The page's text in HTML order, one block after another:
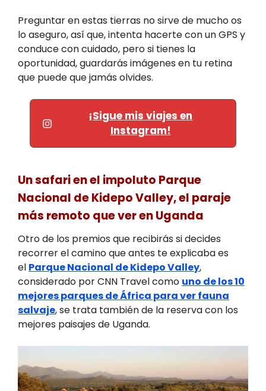
Preguntar en estas tierras no sirve de mucho os
lo aseguro, así que, intenta hacerte con un GPS y
conduce con cuidado, pero si tienes la
oportunidad, guardarás imágenes en tu retina
que puede que jamás olvides.
¡Sigue mis viajes en
Instagram!
Un safari en el impoluto Parque
Nacional de Kidepo Valley, el paraje
más remoto que ver en Uganda
Otro de los premios que recibirás si decides
recorrer el camino que antes te explicaba es
el Parque Nacional de Kidepo Valley,
considerado por CNN Travel como uno de los 10
mejores parques de África para ver fauna
salvaje, se trata también de la reserva con los
mejores paisajes de Uganda.